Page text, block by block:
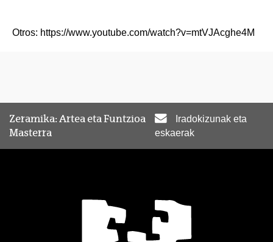
Otros: https://www.youtube.com/watch?v=mtVJAcghe4M
Zeramika: Artea eta Funtzioa
Masterra
Iradokizunak eta
eskaerak